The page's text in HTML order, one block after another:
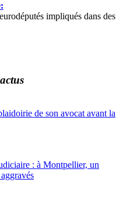
impliqués dans des
de son avocat avant la
: à Montpellier, un